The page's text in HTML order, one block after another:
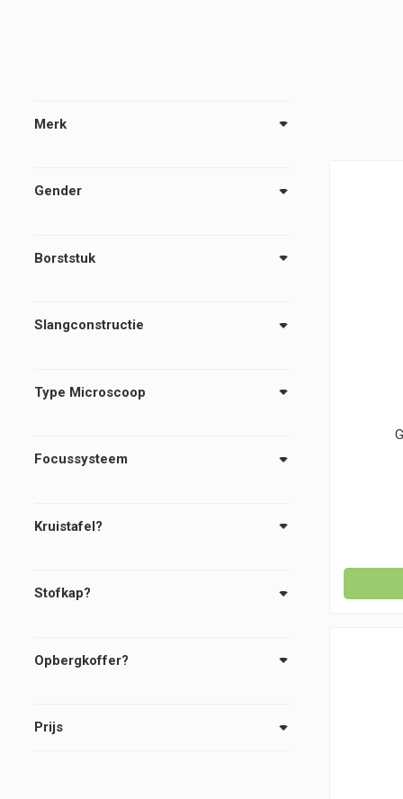
Merk
Gender
Borststuk
Slangconstructie
Type Microscoop
Focussysteem
Kruistafel?
Stofkap?
Opbergkoffer?
Prijs